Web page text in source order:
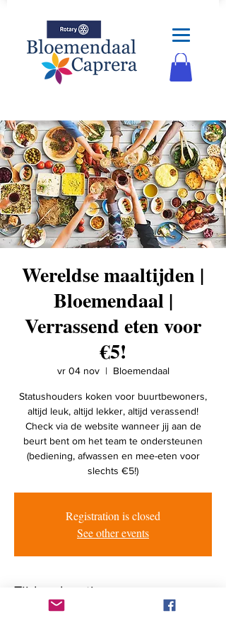
Wereldse maaltijden |
Bloemendaal |
Verrassend eten voor
€5!
vr 04 nov
  |
Bloemendaal
Statushouders koken voor buurtbewoners,
altijd leuk, altijd lekker, altijd verassend!
Check via de website wanneer jij aan de
beurt bent om het team te ondersteunen
(bediening, afwassen en mee-eten voor
slechts €5!)
Registration is closed
See other events
Tijd en locatie